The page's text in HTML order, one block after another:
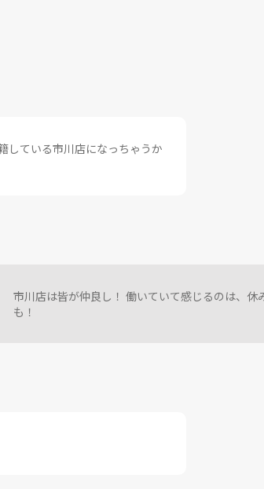
している市川店になっちゃうか
市川店は皆が仲良し！ 働いていて感じるのは、休
も！